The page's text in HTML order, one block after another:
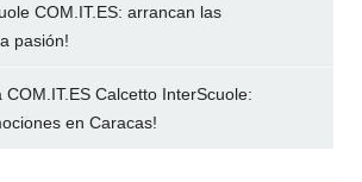
COM.IT.ES: arrancan las
pasión!
COM.IT.ES Calcetto InterScuole:
en Caracas!